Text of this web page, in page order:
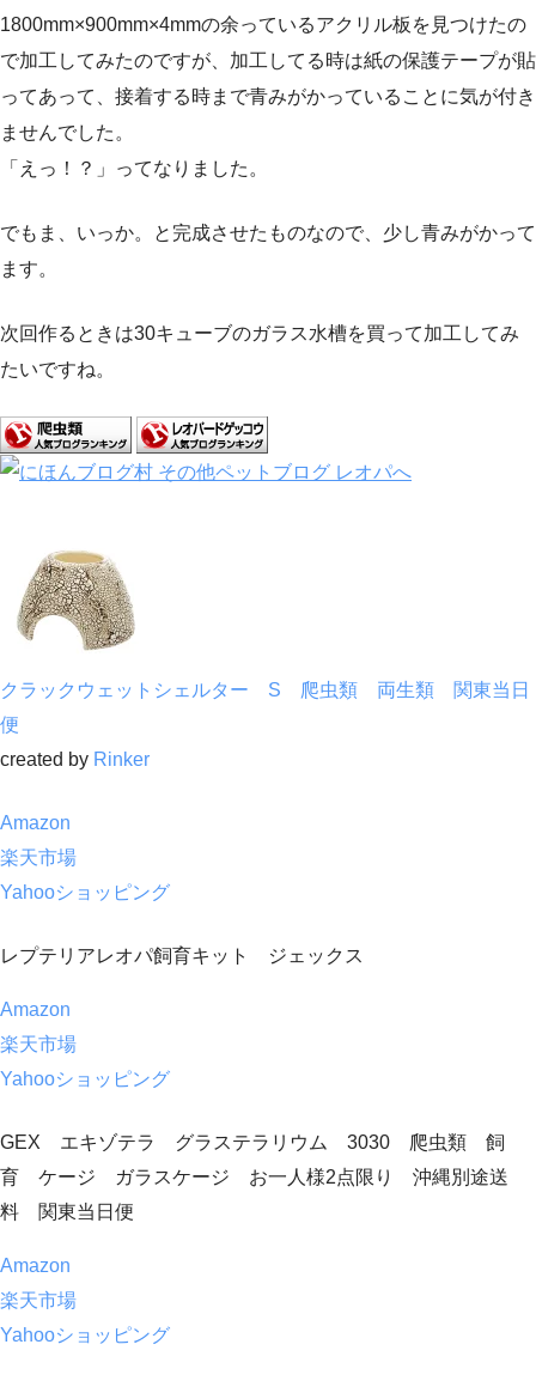
1800mm×900mm×4mmの余っているアクリル板を見つけたの
で加工してみたのですが、加工してる時は紙の保護テープが貼
ってあって、接着する時まで青みがかっていることに気が付き
ませんでした。
「えっ！？」ってなりました。
でもま、いっか。と完成させたものなので、少し青みがかって
ます。
次回作るときは30キューブのガラス水槽を買って加工してみ
たいですね。
クラックウェットシェルター S 爬虫類 両生類 関東当日
便
created by Rinker
Amazon
楽天市場
Yahooショッピング
レプテリアレオパ飼育キット ジェックス
Amazon
楽天市場
Yahooショッピング
GEX エキゾテラ グラステラリウム 3030 爬虫類 飼
育 ケージ ガラスケージ お一人様2点限り 沖縄別途送
料 関東当日便
Amazon
楽天市場
Yahooショッピング